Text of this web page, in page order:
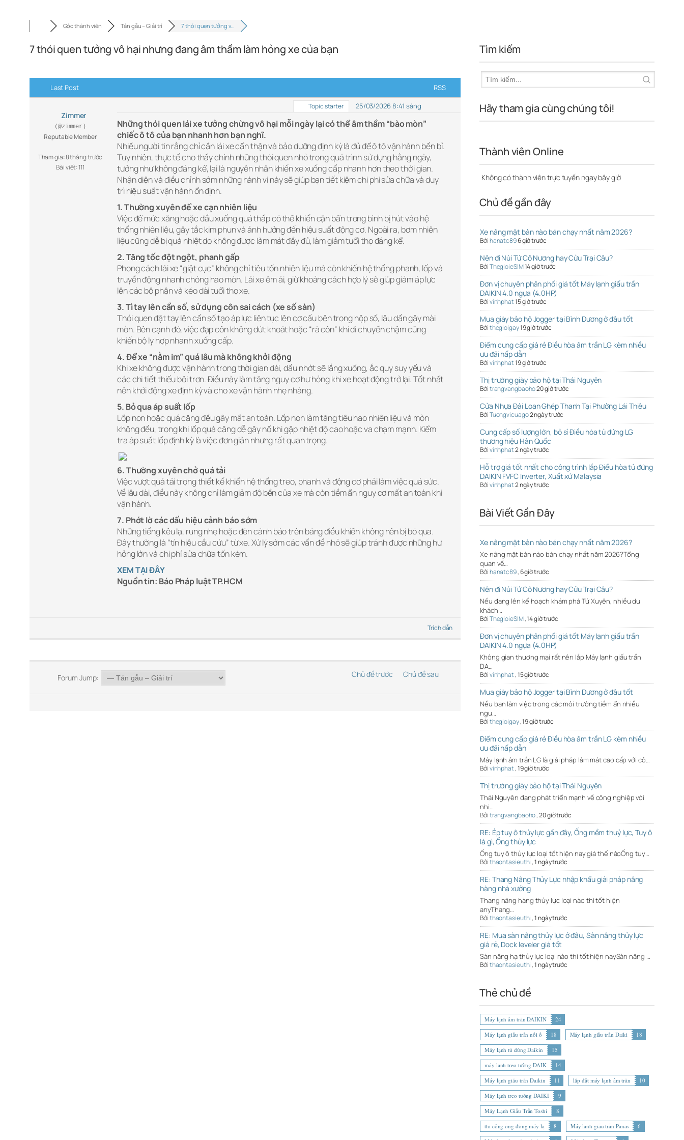
Góc thành viên Tán gẫu – Giải trí 7 thói quen tưởng v…
7 thói quen tưởng vô hại nhưng đang âm thầm làm hỏng xe của bạn
Last Post RSS
Zimmer
(@zimmer)
Reputable Member
Tham gia: 8 tháng trước
Bài viết: 111
Topic starter 25/03/2026 8:41 sáng
Những thói quen lái xe tưởng chừng vô hại mỗi ngày lại có thể âm thầm “bào mòn”
chiếc ô tô của bạn nhanh hơn bạn nghĩ.
Nhiều người tin rằng chỉ cần lái xe cẩn thận và bảo dưỡng định kỳ là đủ để ô tô vận hành bền bỉ.
Tuy nhiên, thực tế cho thấy chính những thói quen nhỏ trong quá trình sử dụng hằng ngày,
tưởng như không đáng kể, lại là nguyên nhân khiến xe xuống cấp nhanh hơn theo thời gian.
Nhận diện và điều chỉnh sớm những hành vi này sẽ giúp bạn tiết kiệm chi phí sửa chữa và duy
trì hiệu suất vận hành ổn định.
1. Thường xuyên để xe cạn nhiên liệu
Việc để mức xăng hoặc dầu xuống quá thấp có thể khiến cặn bẩn trong bình bị hút vào hệ
thống nhiên liệu, gây tắc kim phun và ảnh hưởng đến hiệu suất động cơ. Ngoài ra, bơm nhiên
liệu cũng dễ bị quá nhiệt do không được làm mát đầy đủ, làm giảm tuổi thọ đáng kể.
2. Tăng tốc đột ngột, phanh gấp
Phong cách lái xe “giật cục” không chỉ tiêu tốn nhiên liệu mà còn khiến hệ thống phanh, lốp và
truyền động nhanh chóng hao mòn. Lái xe êm ái, giữ khoảng cách hợp lý sẽ giúp giảm áp lực
lên các bộ phận và kéo dài tuổi thọ xe.
3. Tì tay lên cần số, sử dụng côn sai cách (xe số sàn)
Thói quen đặt tay lên cần số tạo áp lực liên tục lên cơ cấu bên trong hộp số, lâu dần gây mài
mòn. Bên cạnh đó, việc đạp côn không dứt khoát hoặc “rà côn” khi di chuyển chậm cũng
khiến bộ ly hợp nhanh xuống cấp.
4. Để xe “nằm im” quá lâu mà không khởi động
Khi xe không được vận hành trong thời gian dài, dầu nhớt sẽ lắng xuống, ắc quy suy yếu và
các chi tiết thiếu bôi trơn. Điều này làm tăng nguy cơ hư hỏng khi xe hoạt động trở lại. Tốt nhất
nên khởi động xe định kỳ và cho xe vận hành nhẹ nhàng.
5. Bỏ qua áp suất lốp
Lốp non hoặc quá căng đều gây mất an toàn. Lốp non làm tăng tiêu hao nhiên liệu và mòn
không đều, trong khi lốp quá căng dễ gây nổ khi gặp nhiệt độ cao hoặc va chạm mạnh. Kiểm
tra áp suất lốp định kỳ là việc đơn giản nhưng rất quan trọng.
6. Thường xuyên chở quá tải
Việc vượt quá tải trọng thiết kế khiến hệ thống treo, phanh và động cơ phải làm việc quá sức.
Về lâu dài, điều này không chỉ làm giảm độ bền của xe mà còn tiềm ẩn nguy cơ mất an toàn khi
vận hành.
7. Phớt lờ các dấu hiệu cảnh báo sớm
Những tiếng kêu lạ, rung nhẹ hoặc đèn cảnh báo trên bảng điều khiển không nên bị bỏ qua.
Đây thường là “tín hiệu cầu cứu” từ xe. Xử lý sớm các vấn đề nhỏ sẽ giúp tránh được những hư
hỏng lớn và chi phí sửa chữa tốn kém.
XEM TẠI ĐÂY
Nguồn tin: Báo Pháp luật TP.HCM
Trích dẫn
Forum Jump: Chủ đề trước Chủ đề sau
Tìm kiếm
Hãy tham gia cùng chúng tôi!
Thành viên Online
Không có thành viên trực tuyến ngay bây giờ
Chủ đề gần đây
Xe nâng mặt bàn nào bán chạy nhất năm 2026?
Bởihanatc896 giờ trước
Nên đi Núi Tứ Cô Nương hay Cửu Trại Câu?
BởiThegioieSIM14 giờ trước
Đơn vị chuyên phân phối giá tốt Máy lạnh giấu trần
DAIKIN 4.0 ngựa (4.0HP)
Bởivinhphat15 giờ trước
Mua giày bảo hộ Jogger tại Bình Dương ở đâu tốt
Bởithegioigay19 giờ trước
Điểm cung cấp giá rẻ Điều hòa âm trần LG kèm nhiều
ưu đãi hấp dẫn
Bởivinhphat19 giờ trước
Thị trường giày bảo hộ tại Thái Nguyên
Bởitrangvangbaoho20 giờ trước
Cửa Nhựa Đài Loan Ghép Thanh Tại Phường Lái Thiêu
BởiTuongvicuago2 ngày trước
Cung cấp số lượng lớn, bỏ sỉ Điều hòa tủ đứng LG
thương hiệu Hàn Quốc
Bởivinhphat2 ngày trước
Hỗ trợ giá tốt nhất cho công trình lắp Điều hòa tủ đứng
DAIKIN FVFC Inverter, Xuất xứ Malaysia
Bởivinhphat2 ngày trước
Bài Viết Gần Đây
Xe nâng mặt bàn nào bán chạy nhất năm 2026?
Xe nâng mặt bàn nào bán chạy nhất năm 2026?Tổng
quan về…
Bởihanatc89,6 giờ trước
Nên đi Núi Tứ Cô Nương hay Cửu Trại Câu?
Nếu đang lên kế hoạch khám phá Tứ Xuyên, nhiều du
khách…
BởiThegioieSIM,14 giờ trước
Đơn vị chuyên phân phối giá tốt Máy lạnh giấu trần
DAIKIN 4.0 ngựa (4.0HP)
Không gian thương mại rất nên lắp Máy lạnh giấu trần
DA…
Bởivinhphat,15 giờ trước
Mua giày bảo hộ Jogger tại Bình Dương ở đâu tốt
Nếu bạn làm việc trong các môi trường tiềm ẩn nhiều
ngu…
Bởithegioigay,19 giờ trước
Điểm cung cấp giá rẻ Điều hòa âm trần LG kèm nhiều
ưu đãi hấp dẫn
Máy lạnh âm trần LG là giải pháp làm mát cao cấp với cô…
Bởivinhphat,19 giờ trước
Thị trường giày bảo hộ tại Thái Nguyên
Thái Nguyên đang phát triển mạnh về công nghiệp với
nhi…
Bởitrangvangbaoho,20 giờ trước
RE: Ép tuy ô thủy lực gần đây, Ống mềm thuỷ lực, Tuy ô
là gì, Ống thủy lực
Ống tuy ô thủy lực loại tốt hiện nay giá thế nàoỐng tuy…
Bởithaontasieuthi,1 ngày trước
RE: Thang Nâng Thủy Lực nhập khẩu giải pháp nâng
hàng nhà xưởng
Thang nâng hàng thủy lực loại nào thì tốt hiện
anyThang…
Bởithaontasieuthi,1 ngày trước
RE: Mua sàn nâng thủy lực ở đâu, Sàn nâng thủy lực
giá rẻ, Dock leveler giá tốt
Sàn nâng hạ thủy lực loại nào thì tốt hiện naySàn nâng …
Bởithaontasieuthi,1 ngày trước
Thẻ chủ đề
Máy lạnh âm trần DAIKIN
24
Máy lạnh giấu trần nối ố
18 Máy lạnh giấu trần Daiki
18
Máy lạnh tủ đứng Daikin
15
máy lạnh treo tường DAIK
14
Máy lạnh giấu trần Daikin
11 lắp đặt máy lạnh âm trần
10
Máy lạnh treo tường DAIKI
9
Máy Lạnh Giấu Trần Toshi
8
thi công ống đồng máy lạ
8 Máy lạnh giấu trần Panas
6